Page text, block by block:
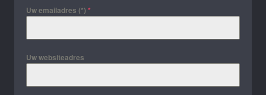
Uw emailadres (*) *
Uw websiteadres